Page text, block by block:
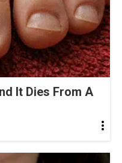
It Dies From A